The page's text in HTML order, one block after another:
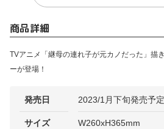
商品詳細
TVアニメ「継母の連れ子が元カノだった」描
ーが登場！
発売日 2023/1月下旬発売予定
サイズ W260xH365mm